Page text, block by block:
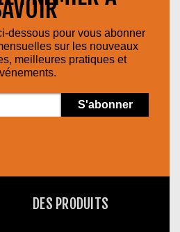
dessous pour vous abonner
sur les nouveaux
meilleures pratiques et
DES PRODUITS